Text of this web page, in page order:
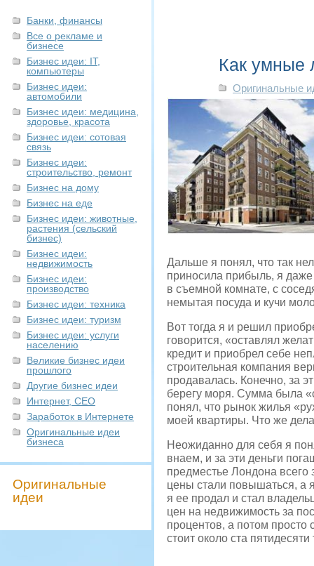
Банки, финансы
Все о рекламе и
бизнесе
Бизнес идеи: IT,
компьютеры
Бизнес идеи:
автомобили
Бизнес идеи: медицина,
здоровье, красота
Бизнес идеи: сотовая
связь
Бизнес идеи:
строительство, ремонт
Бизнес на дому
Бизнес на еде
Бизнес идеи: животные,
растения (сельский
бизнес)
Бизнес идеи:
недвижимость
Бизнес идеи:
производство
Бизнес идеи: техника
Бизнес идеи: туризм
Бизнес идеи: услуги
населению
Великие бизнес идеи
прошлого
Другие бизнес идеи
Интернет, СЕО
Заработок в Интернете
Оригинальные идеи
бизнеса
Оригинальные
идеи
Как умные
Оригинальные
Дальше я понял, что так
приносила прибыль, я
в съемной комнате, с
немытая посуда и кучи
Вот тогда я и решил
говорится, «оставлял
кредит и приобрел себе
строительная компания
продавалась. Конечно, за
берегу моря. Сумма была
понял, что рынок жилья
моей квартиры. Что же
Неожиданно для себя я
внаем, и за эти деньги
предместье Лондона всего
цены стали повышаться, а
я ее продал и стал
цен на недвижимость за
процентов, а потом просто
стоит около ста